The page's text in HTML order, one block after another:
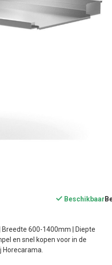
Beschikbaar
600-1400mm | Diepte
en snel kopen voor in de
Horecarama.